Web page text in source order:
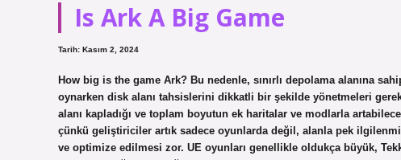
Is Ark A Big Game
Tarih: Kasım 2, 2024
How big is the game Ark? Bu nedenle, sınırlı depolama alanına
oynarken disk alanı tahsislerini dikkatli bir şekilde yönetmeleri
alanı kapladığı ve toplam boyutun ek haritalar ve modlarla
çünkü geliştiriciler artık sadece oyunlarda değil, alanla pek
ve optimize edilmesi zor. UE oyunları genellikle oldukça büyük,